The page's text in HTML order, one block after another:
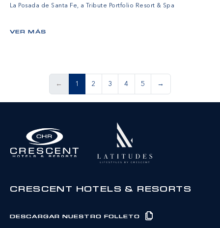
La Posada de Santa Fe, a Tribute Portfolio Resort & Spa
VER MÁS
← 1 2 3 4 5 →
CRESCENT HOTELS & RESORTS
DESCARGAR NUESTRO FOLLETO